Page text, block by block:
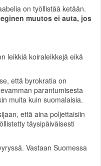
on työllistää ketään.
muutos ei auta, jos
leikkiä koiraleikkejä eikä
että byrokratia on
parantumisesta
muita kuin suomalaisia.
että aina poljettaisiin
täysipäiväisesti
Vastaan Suomessa